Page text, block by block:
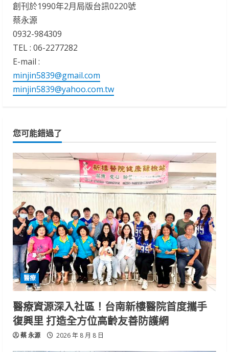
創刊於1990年2月局版台訊0220號
蔡永源
0932-984309
TEL : 06-2277282
E-mail :
minjin5839@gmail.com
minjin5839@yahoo.com.tw
您可能錯過了
醫療
醫療資源深入社區！台南新樓醫院首度攜手
復興里 打造全方位高齡友善防護網
蔡 永源 2026 年 8 月 8 日